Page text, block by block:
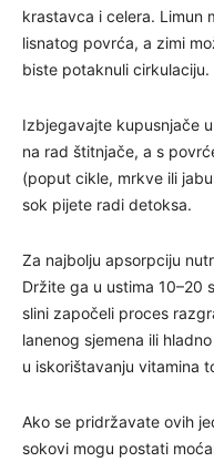
krastavca i celera. Limun
lisnatog povrća, a zimi
biste potaknuli cirkulaciju.
Izbjegavajte kupusnjače
na rad štitnjače, a s
(poput cikle, mrkve ili
sok pijete radi detoksa.
Za najbolju apsorpciju
Držite ga u ustima 10–20
slini započeli proces
lanenog sjemena ili
u iskorištavanju vitamina
Ako se pridržavate ovih
sokovi mogu postati